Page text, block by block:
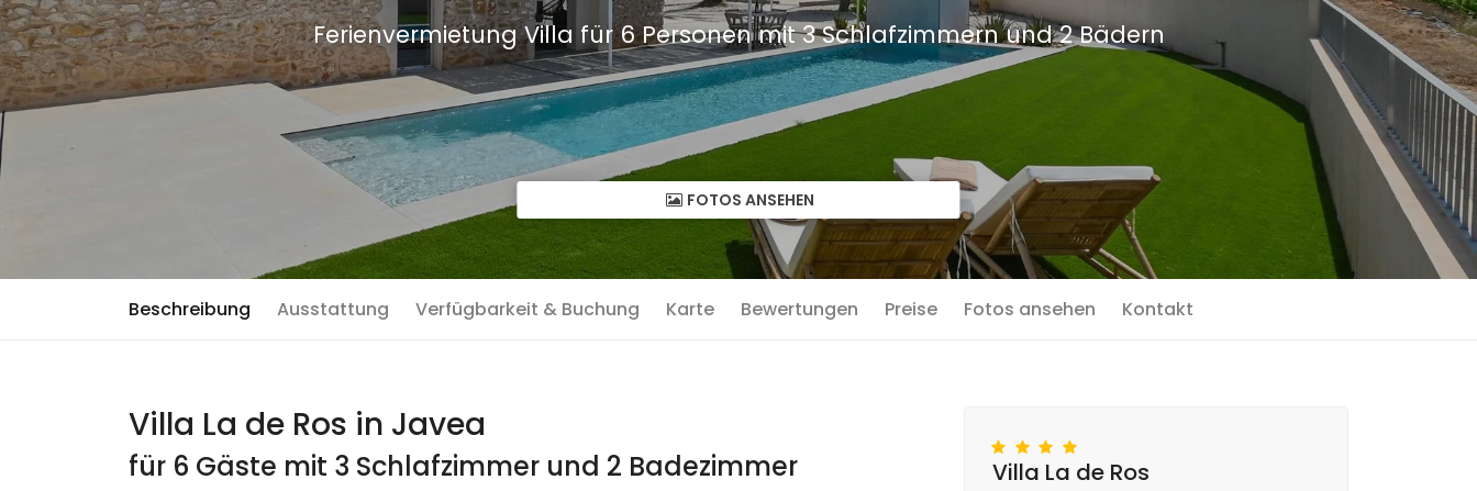
Ferienvermietung Villa für 6 Personen mit 3 Schlafzimmern und 2 Bädern
FOTOS ANSEHEN
Beschreibung Ausstattung Verfügbarkeit & Buchung Karte Bewertungen Preise Fotos ansehen Kontakt
Villa La de Ros in Javea
für 6 Gäste mit 3 Schlafzimmer und 2 Badezimmer Villa La de Ros